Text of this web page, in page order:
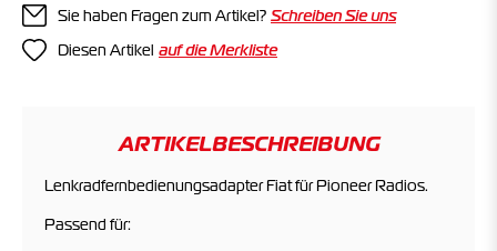
Sie haben Fragen zum Artikel? Schreiben Sie uns
Diesen Artikel
ARTIKELBESCHREIBUNG
Lenkradfernbedienungsadapter Fiat für Pioneer Radios.
Passend für: